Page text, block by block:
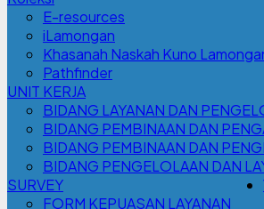
E-resources
iLamongan
Khasanah Naskah Kuno
Pathfinder
UNIT KERJA
BIDANG LAYANAN DAN
BIDANG PEMBINAAN DAN
BIDANG PEMBINAAN DAN
BIDANG PENGELOLAAN DAN
SURVEY
FORM KEPUASAN LAYANAN